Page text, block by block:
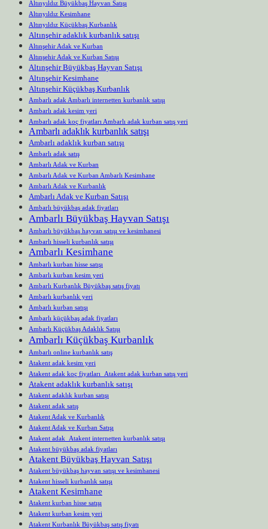
Altınyıldız Büyükbaş Hayvan Satışı
Altınyıldız Kesimhane
Altınyıldız Küçükbaş Kurbanlık
Altınşehir adaklık kurbanlık satışı
Altınşehir Adak ve Kurban
Altınşehir Adak ve Kurban Satışı
Altınşehir Büyükbaş Hayvan Satışı
Altınşehir Kesimhane
Altınşehir Küçükbaş Kurbanlık
Ambarlı adak Ambarlı internetten kurbanlık satışı
Ambarlı adak kesim yeri
Ambarlı adak koç fiyatları Ambarlı adak kurban satış yeri
Ambarlı adaklık kurbanlık satışı
Ambarlı adaklık kurban satışı
Ambarlı adak satış
Ambarlı Adak ve Kurban
Ambarlı Adak ve Kurban Ambarlı Kesimhane
Ambarlı Adak ve Kurbanlık
Ambarlı Adak ve Kurban Satışı
Ambarlı büyükbaş adak fiyatları
Ambarlı Büyükbaş Hayvan Satışı
Ambarlı büyükbaş hayvan satışı ve kesimhanesi
Ambarlı hisseli kurbanlık satışı
Ambarlı Kesimhane
Ambarlı kurban hisse satışı
Ambarlı kurban kesim yeri
Ambarlı Kurbanlık Büyükbaş satış fiyatı
Ambarlı kurbanlık yeri
Ambarlı kurban satışı
Ambarlı küçükbaş adak fiyatları
Ambarlı Küçükbaş Adaklık Satışı
Ambarlı Küçükbaş Kurbanlık
Ambarlı online kurbanlık satış
Atakent adak kesim yeri
Atakent adak koç fiyatları Atakent adak kurban satış yeri
Atakent adaklık kurbanlık satışı
Atakent adaklık kurban satışı
Atakent adak satış
Atakent Adak ve Kurbanlık
Atakent Adak ve Kurban Satışı
Atakent adak Atakent internetten kurbanlık satışı
Atakent büyükbaş adak fiyatları
Atakent Büyükbaş Hayvan Satışı
Atakent büyükbaş hayvan satışı ve kesimhanesi
Atakent hisseli kurbanlık satışı
Atakent Kesimhane
Atakent kurban hisse satışı
Atakent kurban kesim yeri
Atakent Kurbanlık Büyükbaş satış fiyatı